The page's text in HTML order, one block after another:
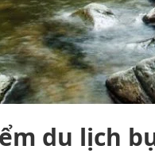
du lịch